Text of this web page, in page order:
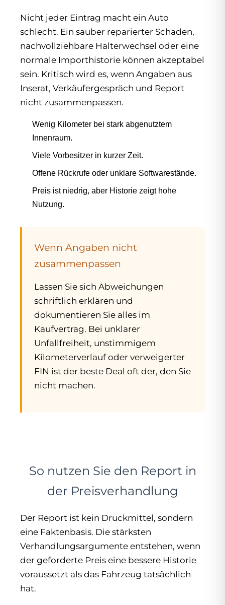
Nicht jeder Eintrag macht ein Auto
schlecht. Ein sauber reparierter Schaden,
nachvollziehbare Halterwechsel oder eine
normale Importhistorie können akzeptabel
sein. Kritisch wird es, wenn Angaben aus
Inserat, Verkäufergespräch und Report
nicht zusammenpassen.
Wenig Kilometer bei stark abgenutztem
Innenraum.
Viele Vorbesitzer in kurzer Zeit.
Offene Rückrufe oder unklare Softwarestände.
Preis ist niedrig, aber Historie zeigt hohe
Nutzung.
Wenn Angaben nicht
zusammenpassen
Lassen Sie sich Abweichungen
schriftlich erklären und
dokumentieren Sie alles im
Kaufvertrag. Bei unklarer
Unfallfreiheit, unstimmigem
Kilometerverlauf oder verweigerter
FIN ist der beste Deal oft der, den Sie
nicht machen.
So nutzen Sie den Report in
der Preisverhandlung
Der Report ist kein Druckmittel, sondern
eine Faktenbasis. Die stärksten
Verhandlungsargumente entstehen, wenn
der geforderte Preis eine bessere Historie
voraussetzt als das Fahrzeug tatsächlich
hat.